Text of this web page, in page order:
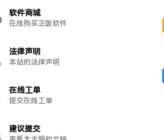
软件商城
在线购买正版软件
法律声明
本站的法律声明
在线工单
提交在线工单
建议提交